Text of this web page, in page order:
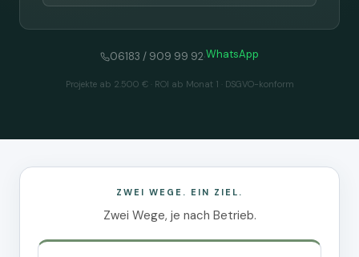
06183 / 909 99 92·WhatsApp
Projekte ab 2.500 € · ROI ab Monat 1 · DSGVO-konform
ZWEI WEGE. EIN ZIEL.
Zwei Wege, je nach Betrieb.